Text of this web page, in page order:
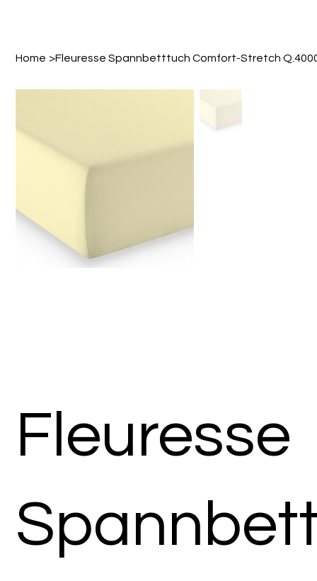
Home >Fleuresse Spannbetttuch Comfort-Stretch
Fleuresse